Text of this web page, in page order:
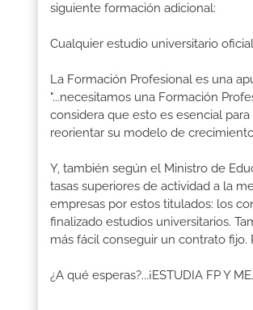
siguiente formación adicional:
Cualquier estudio universitario
La Formación Profesional es una
"...necesitamos una Formación
considera que esto es esencial
reorientar su modelo de
Y, también según el Ministro de
tasas superiores de actividad a la
empresas por estos titulados: los
finalizado estudios universitarios.
más fácil conseguir un contrato
¿A qué esperas?...¡ESTUDIA FP Y